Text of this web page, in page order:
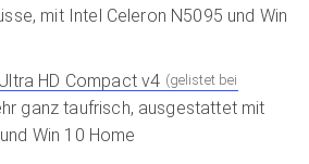
mit Intel Celeron N5095 und Win
HD Compact v4 (gelistet bei
ganz taufrisch, ausgestattet mit
Win 10 Home